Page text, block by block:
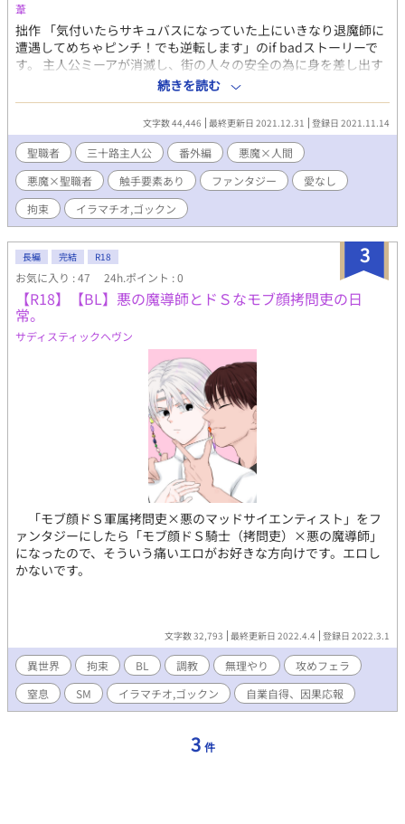
葦
拙作 「気付いたらサキュバスになっていた上にいきなり退魔師に
遭遇してめちゃピンチ！でも逆転します」のif badストーリーで
す。 主人公ミーアが消滅し、街の人々の安全の為に身を差し出す
司祭が男悪魔に堕とされる話しです。 リクエスト頂いたものを掲
載しています。 短編ですが文字数が多めなので分割してます。 二
話からがR描写です。 触手要素（形状はヒル系）あります。 続き
ました。 二部では決着がつきます。
続きを読む
文字数 44,446 最終更新日 2021.12.31 登録日 2021.11.14
聖職者 三十路主人公 番外編
悪魔×人間
悪魔×聖職者
触手要素あり ファンタジー
愛なし
拘束
イラマチオ,ゴックン
3
長編 完結 R18
お気に入り : 47 24h.ポイント : 0
【R18】【BL】悪の魔導師とドＳなモブ顔拷問吏の日
常。
サディスティックヘヴン
「モブ顔ドＳ軍属拷問吏×悪のマッドサイエンティスト」をフ
ァンタジーにしたら「モブ顔ドＳ騎士（拷問吏）×悪の魔導師」
になったので、そういう痛いエロがお好きな方向けです。エロし
かないです。
文字数 32,793 最終更新日 2022.4.4 登録日 2022.3.1
異世界 拘束 BL 調教 無理やり
攻めフェラ
窒息
SM イラマチオ,ゴックン 自業自得、因果応報
3 件